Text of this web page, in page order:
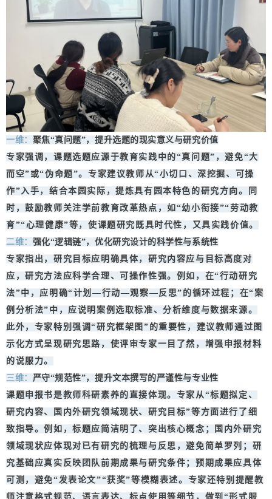
一维： 聚焦“真问题”，提升选题的现实意义与研究价值
专家强调，课题选题应源于教育实践中的“真问题”，避免“大
而空”或“伪命题”。专家建议教师从“小切口、深挖掘、可操
作”入手，结合本园实际，提炼具有园本特色的研究方向。同
时，鼓励教师关注学前教育改革热点，如“幼小衔接”“劳动教
育”“心理健康”等，使课题研究既具时代性，又具实践价值。
二维： 强化“逻辑链”，优化研究设计的科学性与系统性
专家指出，研究目标应明确具体，研究内容应与目标高度对
应，研究方法应科学合理、可操作性强。例如，在“行动研究
法”中，应明确“计划—行动—观察—反思”的循环过程；在“案
例分析法”中，应说明案例选取标准、分析维度与数据来源。
此外，专家特别强调“研究框架图”的重要性，建议教师通过图
示化方式呈现研究思路，使评审专家一目了然，增强申报材料
的说服力。
三维： 严守“规范性”，提升文本撰写的严谨性与专业性
课题申报书是教师科研素养的直接体现。专家从“标题拟定、
研究内容、国内外研究领域现状、研究目标”等方面进行了细
致指导。例如，标题应简洁明了、突出核心概念；国内外研究
领域现状应体现对已有研究的梳理与反思，避免简单罗列；研
究基础应真实反映团队前期成果与研究条件；预期成果应具体
可测，避免“发表论文”“获奖”等模糊表述。专家还特别提醒教
师注意格式规范、语言表达、标点使用等细节，做到“形式服